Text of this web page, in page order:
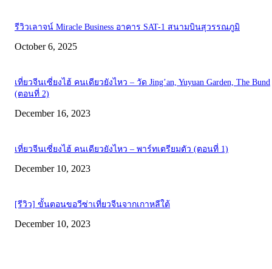
รีวิวเลาจน์ Miracle Business อาคาร SAT-1 สนามบินสุวรรณภูมิ
October 6, 2025
เที่ยวจีนเซี่ยงไฮ้ คนเดียวยังไหว – วัด Jing’an, Yuyuan Garden, The Bund
(ตอนที่ 2)
December 16, 2023
เที่ยวจีนเซี่ยงไฮ้ คนเดียวยังไหว – พาร์ทเตรียมตัว (ตอนที่ 1)
December 10, 2023
[รีวิว] ขั้นตอนขอวีซ่าเที่ยวจีนจากเกาหลีใต้
December 10, 2023